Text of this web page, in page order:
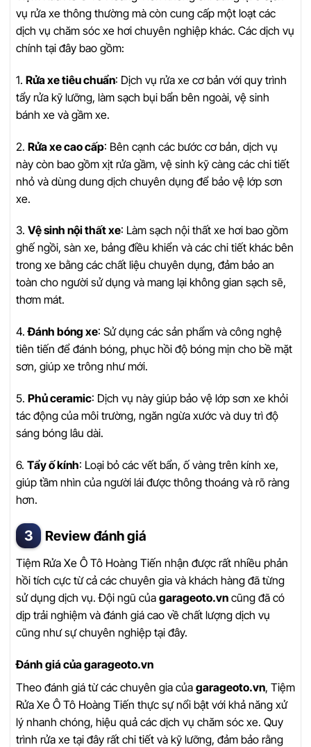
vụ rửa xe thông thường mà còn cung cấp một loạt các
dịch vụ chăm sóc xe hơi chuyên nghiệp khác. Các dịch vụ
chính tại đây bao gồm:
1. Rửa xe tiêu chuẩn: Dịch vụ rửa xe cơ bản với quy trình
tẩy rửa kỹ lưỡng, làm sạch bụi bẩn bên ngoài, vệ sinh
bánh xe và gầm xe.
2. Rửa xe cao cấp: Bên cạnh các bước cơ bản, dịch vụ
này còn bao gồm xịt rửa gầm, vệ sinh kỹ càng các chi tiết
nhỏ và dùng dung dịch chuyên dụng để bảo vệ lớp sơn
xe.
3. Vệ sinh nội thất xe: Làm sạch nội thất xe hơi bao gồm
ghế ngồi, sàn xe, bảng điều khiển và các chi tiết khác bên
trong xe bằng các chất liệu chuyên dụng, đảm bảo an
toàn cho người sử dụng và mang lại không gian sạch sẽ,
thơm mát.
4.Đánh bóng xe: Sử dụng các sản phẩm và công nghệ
tiên tiến để đánh bóng, phục hồi độ bóng mịn cho bề mặt
sơn, giúp xe trông như mới.
5. Phủ ceramic: Dịch vụ này giúp bảo vệ lớp sơn xe khỏi
tác động của môi trường, ngăn ngừa xước và duy trì độ
sáng bóng lâu dài.
6. Tẩy ố kính: Loại bỏ các vết bẩn, ố vàng trên kính xe,
giúp tầm nhìn của người lái được thông thoáng và rõ ràng
hơn.
Review đánh giá
Tiệm Rửa Xe Ô Tô Hoàng Tiến nhận được rất nhiều phản
hồi tích cực từ cả các chuyên gia và khách hàng đã từng
sử dụng dịch vụ. Đội ngũ của garageoto.vn cũng đã có
dịp trải nghiệm và đánh giá cao về chất lượng dịch vụ
cũng như sự chuyên nghiệp tại đây.
Đánh giá của garageoto.vn
Theo đánh giá từ các chuyên gia của garageoto.vn, Tiệm
Rửa Xe Ô Tô Hoàng Tiến thực sự nổi bật với khả năng xử
lý nhanh chóng, hiệu quả các dịch vụ chăm sóc xe. Quy
trình rửa xe tại đây rất chi tiết và kỹ lưỡng, đảm bảo rằng